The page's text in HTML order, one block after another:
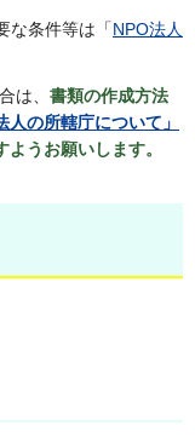
な条件等は「NPO法人
は、 書類の作成方法
の所轄庁について」
うお願いします。